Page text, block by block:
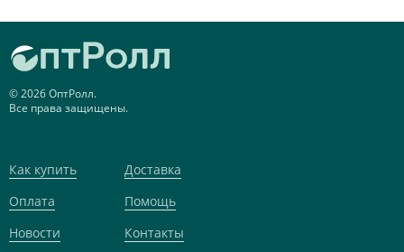
© 2026 ОптРолл.
Все права защищены.
Как купить
Доставка
Оплата
Помощь
Новости
Контакты